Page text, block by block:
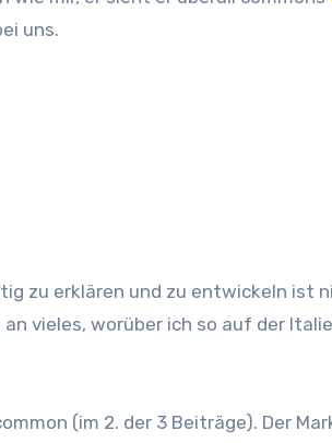
uns.
zu erklären und zu entwickeln ist
vieles, worüber ich so auf der
(im 2. der 3 Beiträge). Der